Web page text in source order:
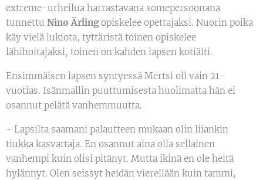
extreme-urheilua harrastavana somepersoonana
tunnettu Nino Ärlingopiskelee opettajaksi. Nuorin poika
käy vielä lukiota, tyttäristä toinen opiskelee
lähihoitajaksi, toinen on kahden lapsen kotiäiti.
Ensimmäisen lapsen syntyessä Mertsi oli vain 21-
vuotias. Isänmallin puuttumisesta huolimatta hän ei
osannut pelätä vanhemmuutta.
- Lapsilta saamani palautteen mukaan olin liiankin
tiukka kasvattaja. En osannut aina olla sellainen
vanhempi kuin olisi pitänyt. Mutta ikinä en ole heitä
hylännyt. Olen seissyt heidän vierellään kuin tammi,